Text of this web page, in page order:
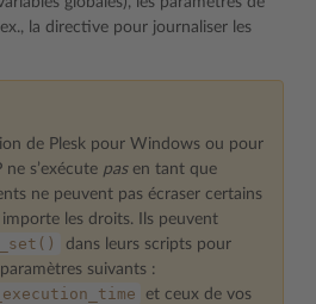
la directive pour journaliser les
de Plesk pour Windows ou pour
ne s’exécute pasen tant que
ne peuvent pas écraser certains
les droits. Ils peuvent
dans leurs scripts pour
suivants :
et ceux de vos